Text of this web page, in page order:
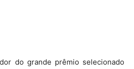
do grande prêmio selecionado